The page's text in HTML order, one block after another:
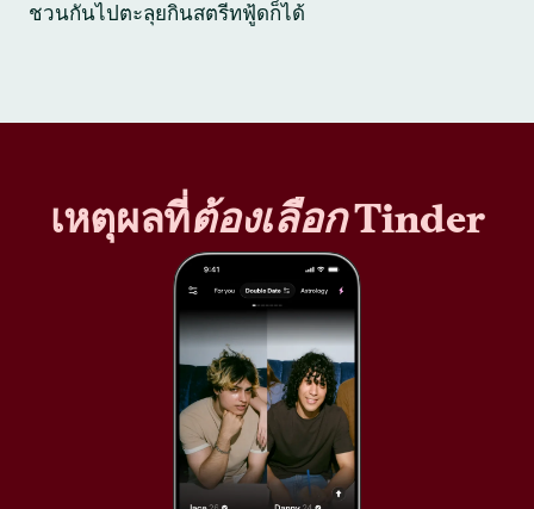
ชวนกันไปตะลุยกินสตรีทฟู้ดก็ได้
เหตุผลที่ต้องเลือกTinder